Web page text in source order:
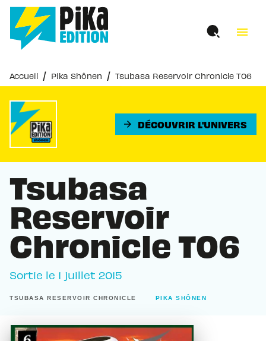
MENU RECHERCHE
PIED DE PAGE
menu
Accueil / Pika Shônen / Tsubasa Reservoir Chronicle T06
arrow_forward DÉCOUVRIR L'UNIVERS
Tsubasa
Reservoir
Chronicle T06
Sortie le 1 juillet 2015
TSUBASA RESERVOIR CHRONICLE PIKA SHÔNEN